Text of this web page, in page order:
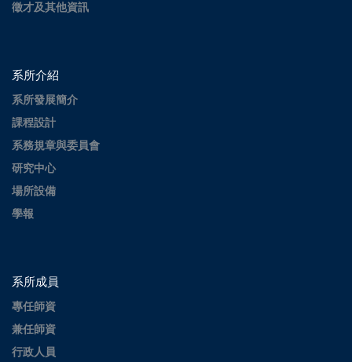
徵才及其他資訊
系所介紹
系所發展簡介
課程設計
系務規章與委員會
研究中心
場所設備
學報
系所成員
專任師資
兼任師資
行政人員